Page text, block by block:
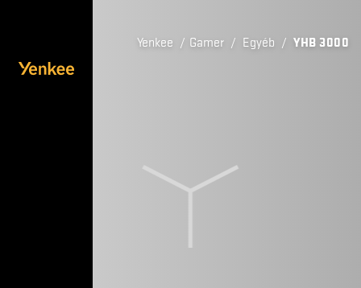
Yenkee / Gamer / Egyéb / YHB 3000